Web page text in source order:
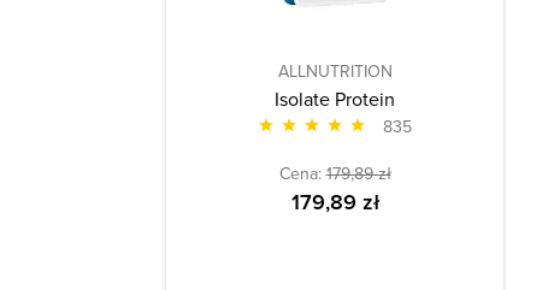
ALLNUTRITION
Isolate Protein
835
Cena:179,89 zł
179,89 zł